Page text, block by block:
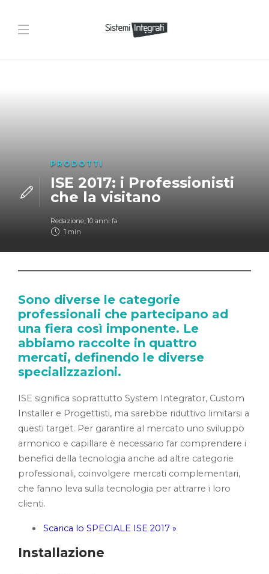
PRODOTTI
ISE 2017: i Professionisti
che la visitano
Redazione, 10 anni fa
1 min
Sono diverse le categorie
professionali che partecipano ad
una fiera così imponente. Le
abbiamo raccolte in quattro
mercati, definendo le diverse
specializzazioni.
ISE significa soprattutto System Integrator, Custom
Installer e Progettisti, ma sarebbe riduttivo limitarsi a
questi target. Per garantire al mercato uno sviluppo
armonico e capillare è necessario far comprendere i
benefici della tecnologia anche ad altre categorie
professionali, coinvolgere mercati complementari,
che fanno leva sulla tecnologia per attrarre i loro
clienti.
Scarica lo SPECIALE ISE 2017 »
Installazione